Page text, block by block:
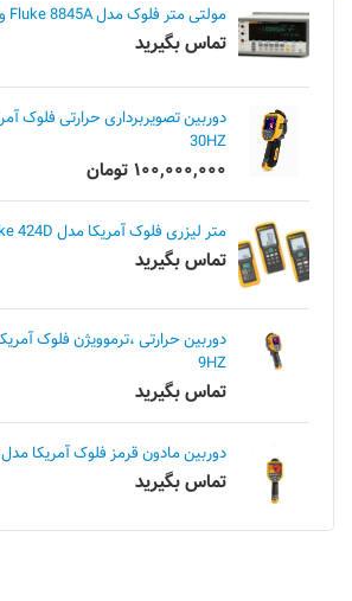
مولتی متر فلوک مدل Fluke 8845A و Fluke 8846A
تماس بگیرید
30HZ
۱۰۰,۰۰۰,۰۰۰ تومان
متر لیزری فلوک آمریکا مدل Fluke 424D
تماس بگیرید
9HZ
تماس بگیرید
دوربین مادون قرمز فلوک آمریکا مدل Fluke TiS45
تماس بگیرید